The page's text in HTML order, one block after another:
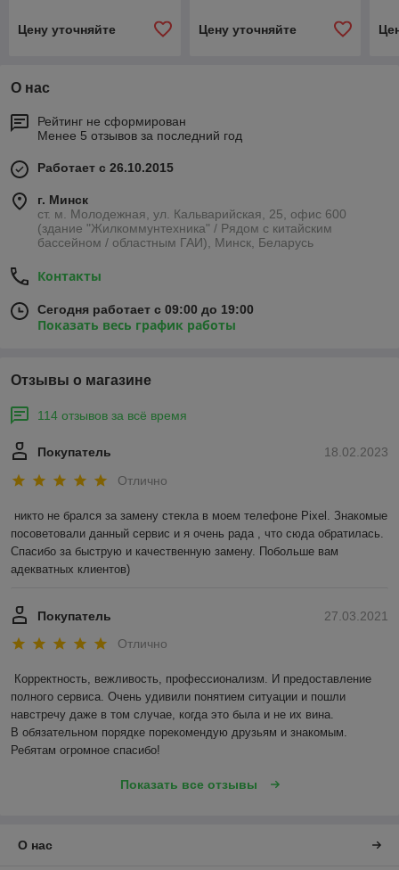
Цену уточняйте Цену уточняйте
О нас
Рейтинг не сформирован
Менее 5 отзывов за последний год
Работает с 26.10.2015
г. Минск
ст. м. Молодежная, ул. Кальварийская, 25, офис 600
(здание "Жилкоммунтехника" / Рядом с китайским
бассейном / областным ГАИ), Минск, Беларусь
Контакты
Сегодня работает с 09:00 до 19:00
Показать весь график работы
Отзывы о магазине
114 отзывов за всё время
18.02.2023
Покупатель
Отлично
никто не брался за замену стекла в моем телефоне Pixel. Знакомые
посоветовали данный сервис и я очень рада , что сюда обратилась.
Спасибо за быструю и качественную замену. Побольше вам
адекватных клиентов)
27.03.2021
Покупатель
Отлично
Корректность, вежливость, профессионализм. И предоставление
полного сервиса. Очень удивили понятием ситуации и пошли
навстречу даже в том случае, когда это была и не их вина.
В обязательном порядке порекомендую друзьям и знакомым.
Ребятам огромное спасибо!
Показать все отзывы
О нас